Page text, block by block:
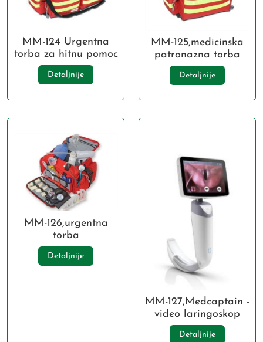
MM-124 Urgentna
torba za hitnu pomoc
Detaljnije
MM-125,medicinska
patronazna torba
Detaljnije
MM-126,urgentna
torba
Detaljnije
MM-127,Medcaptain -
video laringoskop
Detaljnije